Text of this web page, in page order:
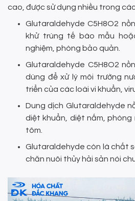
cao, được sử dụng nhiều trong
Glutaraldehyde C5H8O2
khử trùng tế bào mẫu
nghiệm, phòng bảo quản.
Glutaraldehyde C5H8O2
dùng để xử lý môi trường
triển của các loài vi khuẩn,
Dung dịch Glutaraldehyde
diệt khuẩn, diệt nấm, phòng
tôm.
Glutaraldehyde còn là chất
chăn nuôi thủy hải sản nói